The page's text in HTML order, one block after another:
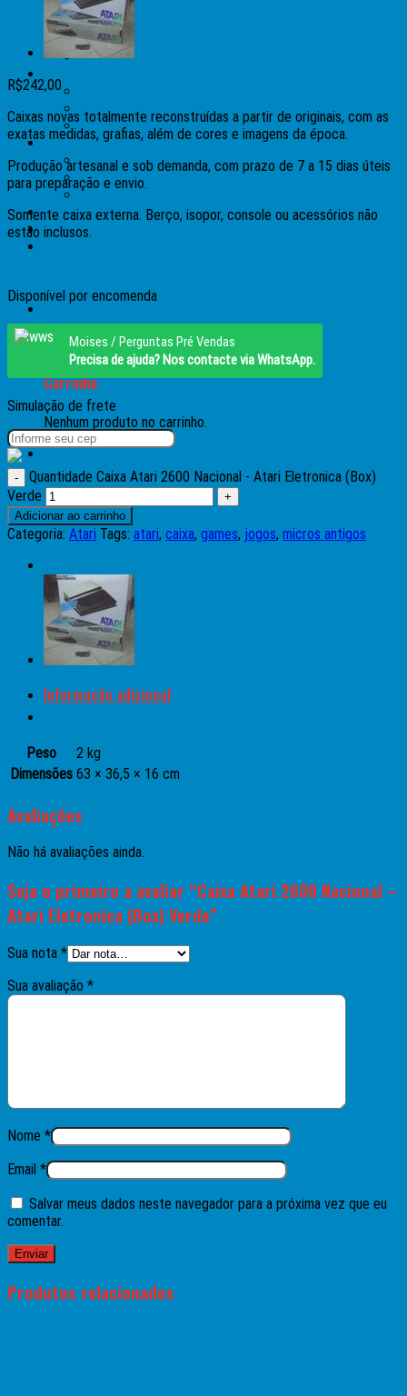
Timex
Micros Diversos
Games Diversos
Miniaturas
Games
Outros/Antiguidades
Pinball
Acessórios
Artes
Brindes
Manuais
►►OFERTAS DA SEMANA◄◄
Entrar
R$
0,00
Carrinho
Nenhum produto no carrinho.
R$242,00
Caixas novas totalmente reconstruídas a partir de originais, com as
exatas medidas, grafias, além de cores e imagens da época.
Produção artesanal e sob demanda, com prazo de 7 a 15 dias úteis
para preparação e envio.
Somente caixa externa. Berço, isopor, console ou acessórios não
estão inclusos.
Disponível por encomenda
Moises / Perguntas Pré Vendas
Precisa de ajuda? Nos contacte via WhatsApp.
Simulação de frete
Quantidade Caixa Atari 2600 Nacional - Atari Eletronica (Box)
Verde
Adicionar ao carrinho
Categoria: Atari Tags: atari, caixa, games, jogos, micros antigos
Informação adicional
Peso
2 kg
Dimensões 63 × 36,5 × 16 cm
Avaliações
Não há avaliações ainda.
Seja o primeiro a avaliar “Caixa Atari 2600 Nacional –
Atari Eletronica (Box) Verde”
Sua nota *
Sua avaliação *
Nome *
Email *
Salvar meus dados neste navegador para a próxima vez que eu
comentar.
Produtos relacionados